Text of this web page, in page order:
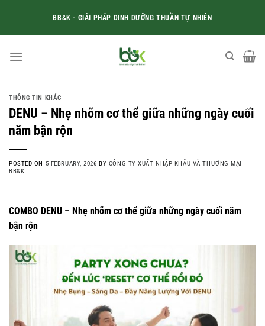
content
BB&K - GIẢI PHÁP DINH DƯỠNG THUẦN TỰ NHIÊN
THÔNG TIN KHÁC
DENU – Nhẹ nhõm cơ thể giữa những ngày cuối
năm bận rộn
POSTED ON 5 FEBRUARY, 2026 BY CÔNG TY XUẤT NHẬP KHẨU VÀ THƯƠNG MẠI
BB&K
COMBO DENU – Nhẹ nhõm cơ thể giữa những ngày cuối năm
bận rộn